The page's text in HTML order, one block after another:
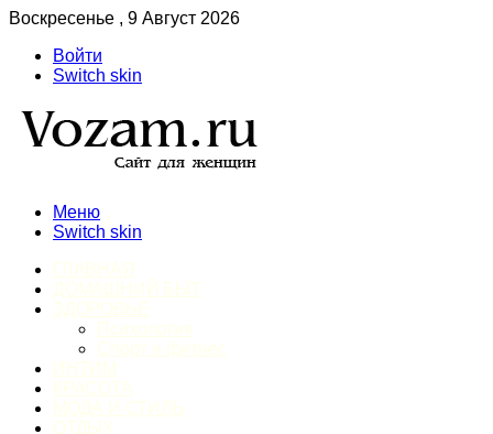
Воскресенье , 9 Август 2026
Войти
Switch skin
Меню
Switch skin